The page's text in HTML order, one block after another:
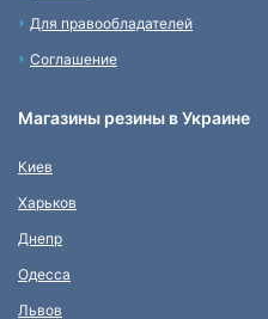
Для правообладателей
Соглашение
Магазины резины в Украине
Киев
Харьков
Днепр
Одесса
Львов